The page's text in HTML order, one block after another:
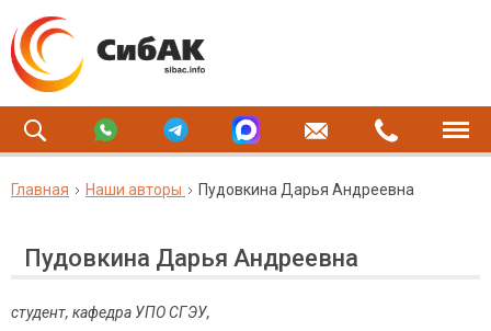
Главная Наши авторы Пудовкина Дарья Андреевна
Пудовкина Дарья Андреевна
студент, кафедра УПО СГЭУ,